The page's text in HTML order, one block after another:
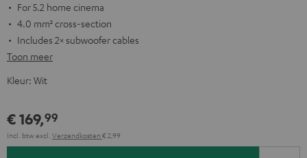
For 5.2 home cinema
4.0 mm² cross-section
Includes 2× subwoofer cables
Toon meer
Kleur: Wit
€ 169,99
Incl. btwexcl. Verzendkosten € 2,99